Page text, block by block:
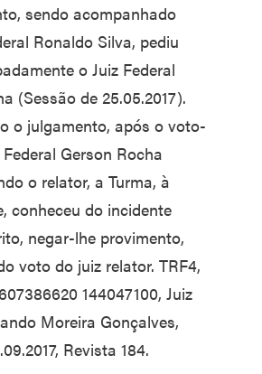
sendo acompanhado
Ronaldo Silva, pediu
o Juiz Federal
(Sessão de 25.05.2017).
o julgamento, após o voto-
Gerson Rocha
o relator, a Turma, à
conheceu do incidente
negar-lhe provimento,
voto do juiz relator. TRF4,
144047100, Juiz
Moreira Gonçalves,
Revista 184.